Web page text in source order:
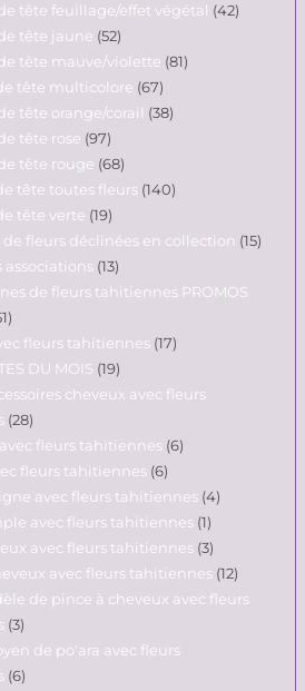
tête feuillage/effet végétal 42
tête jaune 52
tête mauve/violette 81
tête multicolore 67
tête orange/corail 38
tête rose 97
tête rouge 68
tête toutes fleurs 140
tête verte 19
de fleurs déclinées en collection 15
associations 13
de fleurs tahitiennes PROMOS
fleurs tahitiennes 17
DU MOIS 19
cheveux avec fleurs
28
fleurs tahitiennes 6
fleurs tahitiennes 6
avec fleurs tahitiennes 4
avec fleurs tahitiennes 1
avec fleurs tahitiennes 3
avec fleurs tahitiennes 12
de pince à cheveux avec fleurs
3
de po'ara avec fleurs
6